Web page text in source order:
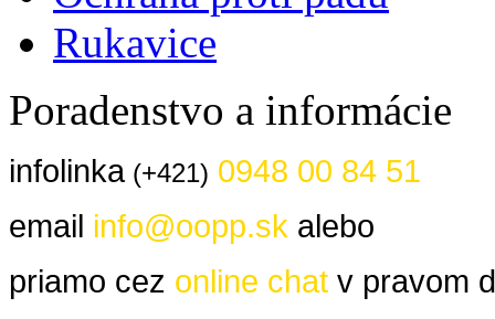
Rukavice
Poradenstvo a informácie
infolinka(+421) 0948 00 84 51
email info@oopp.sk alebo
priamo cez online chat v pravom